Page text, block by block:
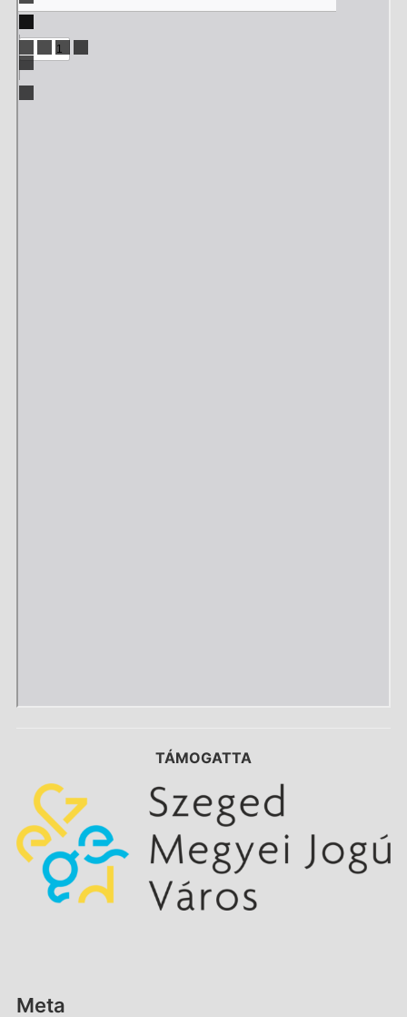
to
PDF
content
TÁMOGATTA
Meta